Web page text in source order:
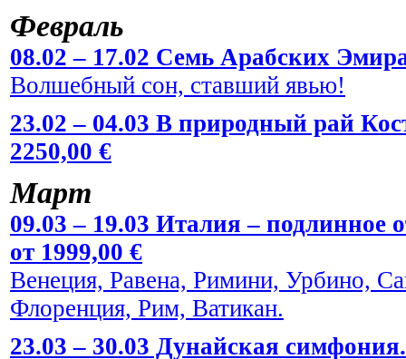
Февраль
08.02 – 17.02 Семь Арабских
Волшебный сон, ставший явью!
23.02 – 04.03 В природный рай
2250,00 €
Март
09.03 – 19.03 Италия –
от 1999,00 €
Венеция, Равена, Римини, Урбино,
Флоренция, Рим, Ватикан.
23.03 – 30.03 Дунайская